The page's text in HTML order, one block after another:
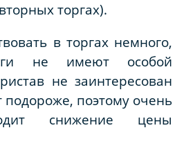
торгах).
в торгах немного,
не имеют особой
не заинтересован
подороже, поэтому очень
снижение цены